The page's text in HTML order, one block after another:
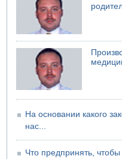
На основании какого
нас...
Что предпринять, чтобы